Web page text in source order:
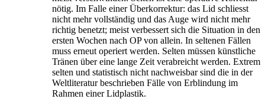
nötig. Im Falle einer Überkorrektur: das Lid schliesst
nicht mehr vollständig und das Auge wird nicht mehr
richtig benetzt; meist verbessert sich die Situation in den
ersten Wochen nach OP von allein. In seltenen Fällen
muss erneut operiert werden. Selten müssen künstliche
Tränen über eine lange Zeit verabreicht werden. Extrem
selten und statistisch nicht nachweisbar sind die in der
Weltliteratur beschrieben Fälle von Erblindung im
Rahmen einer Lidplastik.